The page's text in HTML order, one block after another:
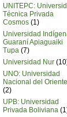
UNITEPC:
Técnica Privada
Cosmos (1)
Universidad
Guaraní Apiaguaiki
Tupa (7)
Universidad Nur
UNO: Universidad
Nacional del Oriente
(2)
UPB: Universidad
Privada Boliviana